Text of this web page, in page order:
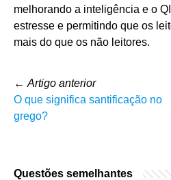
melhorando a inteligência e o
estresse e permitindo que os
mais do que os não leitores.
← Artigo anterior
O que significa santificação no
grego?
Questões semelhantes